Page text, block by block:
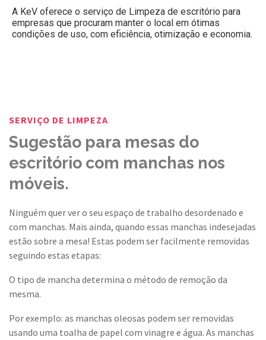
A KeV oferece o serviço de Limpeza de escritório para
empresas que procuram manter o local em ótimas
condições de uso, com eficiência, otimização e economia.
SERVIÇO DE LIMPEZA
Sugestão para mesas do
escritório com manchas nos
móveis.
Ninguém quer ver o seu espaço de trabalho desordenado e
com manchas. Mais ainda, quando essas manchas indesejadas
estão sobre a mesa! Estas podem ser facilmente removidas
seguindo estas etapas:
O tipo de mancha determina o método de remoção da
mesma.
Por exemplo: as manchas oleosas podem ser removidas
usando uma toalha de papel com vinagre e água. As manchas